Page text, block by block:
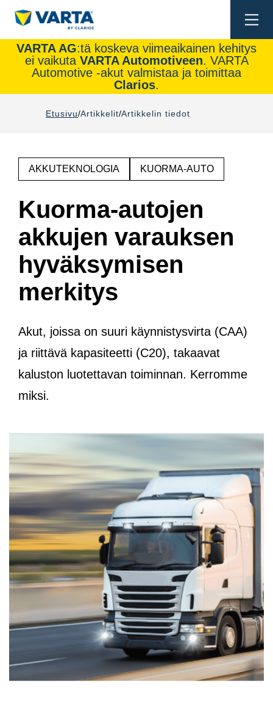
VARTA AG:tä koskeva viimeaikainen kehitys
ei vaikuta VARTA Automotiveen. VARTA
Automotive -akut valmistaa ja toimittaa
Clarios.
Etusivu Artikkelit Artikkelin tiedot
AKKUTEKNOLOGIA KUORMA-AUTO
Kuorma-autojen
akkujen varauksen
hyväksymisen
merkitys
Akut, joissa on suuri käynnistysvirta (CAA)
ja riittävä kapasiteetti (C20), takaavat
kaluston luotettavan toiminnan. Kerromme
miksi.